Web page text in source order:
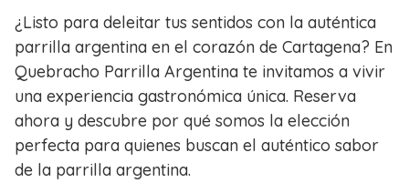
¿Listo para deleitar tus sentidos con la auténtica
parrilla argentina en el corazón de Cartagena? En
Quebracho Parrilla Argentina te invitamos a vivir
una experiencia gastronómica única. Reserva
ahora y descubre por qué somos la elección
perfecta para quienes buscan el auténtico sabor
de la parrilla argentina.